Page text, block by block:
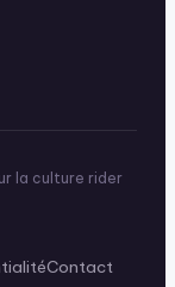
la culture rider
Contact